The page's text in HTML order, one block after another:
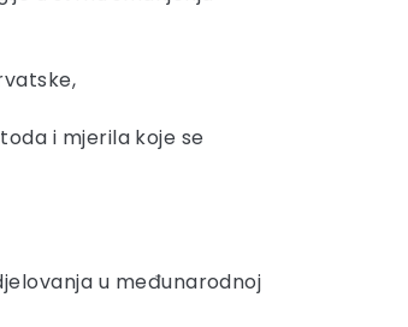
i mjerila koje se
u međunarodnoj